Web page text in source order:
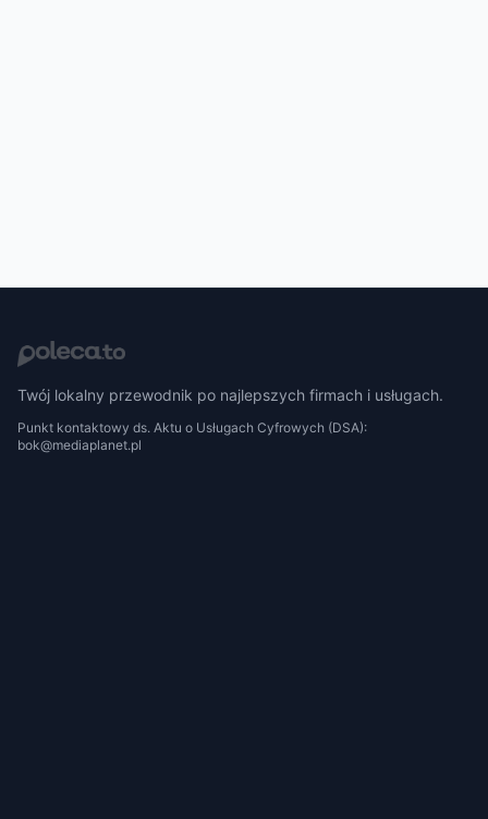
Twój lokalny przewodnik po najlepszych firmach i usługach.
Punkt kontaktowy ds. Aktu o Usługach Cyfrowych (DSA):
bok@mediaplanet.pl